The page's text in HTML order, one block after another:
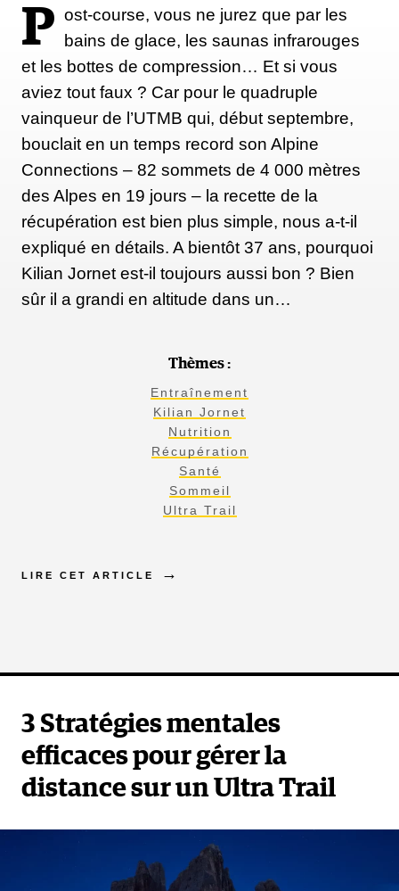
P ost-course, vous ne jurez que par les
bains de glace, les saunas infrarouges
et les bottes de compression… Et si vous
aviez tout faux ? Car pour le quadruple
vainqueur de l’UTMB qui, début septembre,
bouclait en un temps record son Alpine
Connections – 82 sommets de 4 000 mètres
des Alpes en 19 jours – la recette de la
récupération est bien plus simple, nous a-t-il
expliqué en détails. A bientôt 37 ans, pourquoi
Kilian Jornet est-il toujours aussi bon ? Bien
sûr il a grandi en altitude dans un…
Thèmes :
Entraînement
Kilian Jornet
Nutrition
Récupération
Santé
Sommeil
Ultra Trail
LIRE CET ARTICLE
3 Stratégies mentales
efficaces pour gérer la
distance sur un Ultra Trail